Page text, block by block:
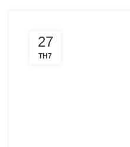
27
TH7